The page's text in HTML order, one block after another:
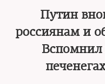
Путин
россиянам и
Вспомнил